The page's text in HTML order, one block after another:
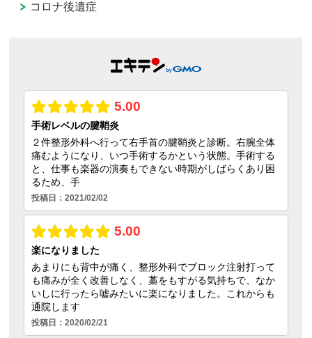
コロナ後遺症